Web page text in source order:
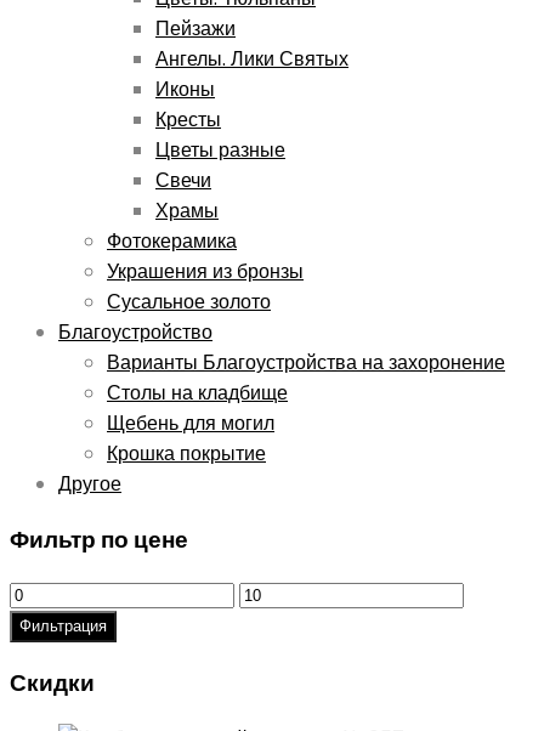
Пейзажи
Ангелы. Лики Святых
Иконы
Кресты
Цветы разные
Свечи
Храмы
Фотокерамика
Украшения из бронзы
Сусальное золото
Благоустройство
Варианты Благоустройства на захоронение
Столы на кладбище
Щебень для могил
Крошка покрытие
Другое
Фильтр по цене
Минимальная
цена
Максимальная
Фильтрация
Скидки